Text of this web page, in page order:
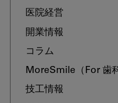
医院経営
開業情報
コラム
MoreSmile （For 歯
技工情報